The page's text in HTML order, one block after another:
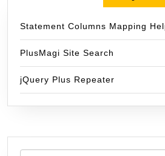
Statement Columns Mapping
PlusMagi Site Search
jQuery Plus Repeater